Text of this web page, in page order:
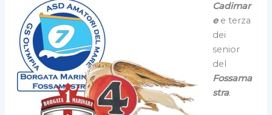
Cadimar
ee terza
dei
senior
del
Fossama
stra.